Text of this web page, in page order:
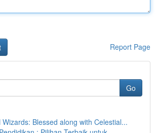
Report Page
Go
Wizards: Blessed along with Celestial...